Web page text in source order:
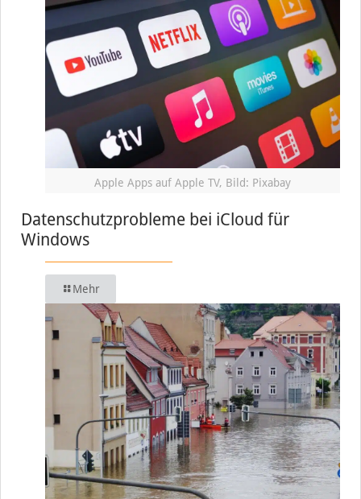
Apple Apps auf Apple TV, Bild: Pixabay
Datenschutzprobleme bei iCloud für
Windows
Mehr